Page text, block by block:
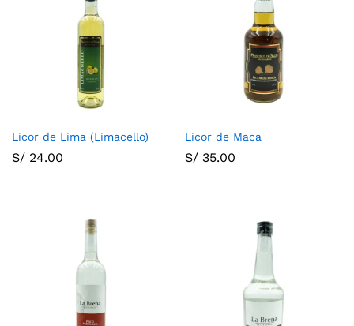
Licor de Lima (Limacello)
S/ 24.00
Licor de Maca
S/ 35.00